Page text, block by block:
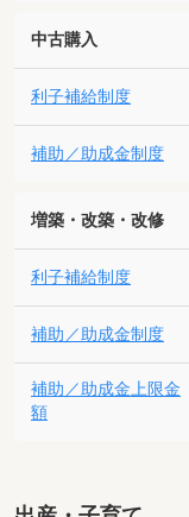
中古購入
利子補給制度
補助／助成金制度
増築・改築・改修
利子補給制度
補助／助成金制度
補助／助成金上限金
額